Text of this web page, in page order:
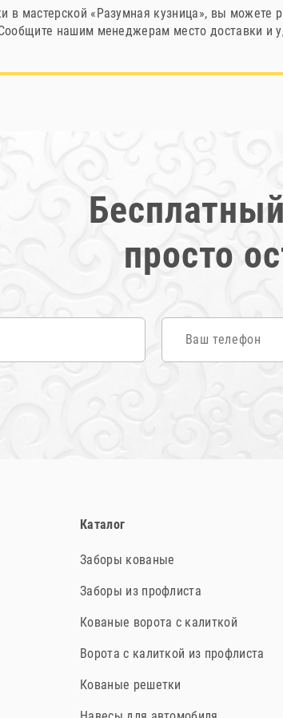
в мастерской «Разумная кузница», вы можете
нашим менеджерам место доставки и
просто
Каталог
Заборы кованые
Заборы из профлиста
Кованые ворота с калиткой
Ворота с калиткой из профлиста
Кованые решетки